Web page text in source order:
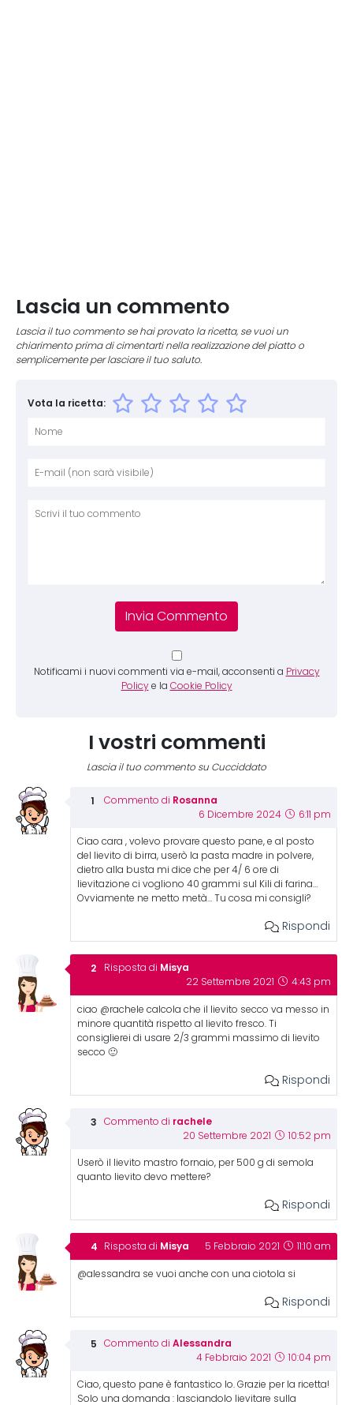
Lascia un commento
Lascia il tuo commento se hai provato la ricetta, se vuoi un
chiarimento prima di cimentarti nella realizzazione del piatto o
semplicemente per lasciare il tuo saluto.
Vota la ricetta:
Notificami i nuovi commenti via e-mail, acconsenti a Privacy
Policy e la Cookie Policy
I vostri commenti
Lascia il tuo commento su Cucciddato
Commento di Rosanna
6 Dicembre 2024 6:11 pm
Ciao cara , volevo provare questo pane, e al posto
del lievito di birra, userò la pasta madre in polvere,
dietro alla busta mi dice che per 4/ 6 ore di
lievitazione ci vogliono 40 grammi sul Kili di farina…
Ovviamente ne metto metà… Tu cosa mi consigli?
Rispondi
Risposta di Misya
22 Settembre 2021 4:43 pm
ciao @rachele calcola che il lievito secco va messo in
minore quantità rispetto al lievito fresco. Ti
consiglierei di usare 2/3 grammi massimo di lievito
secco 🙂
Rispondi
Commento di rachele
20 Settembre 2021 10:52 pm
Userò il lievito mastro fornaio, per 500 g di semola
quanto lievito devo mettere?
Rispondi
Risposta di Misya 5 Febbraio 2021 11:10 am
@alessandra se vuoi anche con una ciotola si
Rispondi
Commento di Alessandra
4 Febbraio 2021 10:04 pm
Ciao, questo pane è fantastico lo. Grazie per la ricetta!
Solo una domanda : lasciandolo lievitare sulla